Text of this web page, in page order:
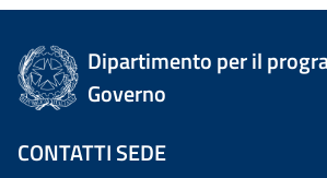
Dipartimento per il
Governo
CONTATTI SEDE